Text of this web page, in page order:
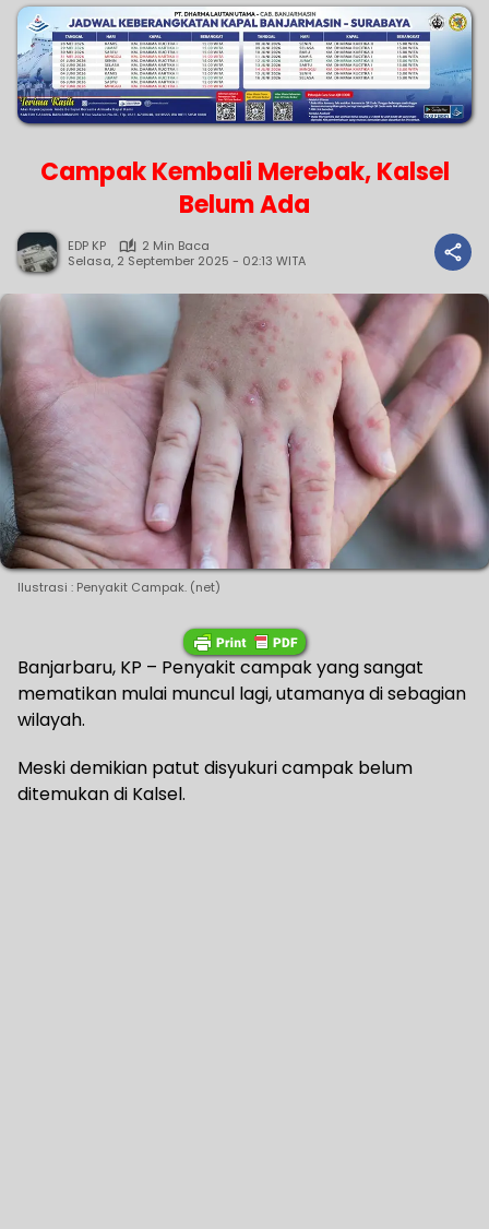
Campak Kembali Merebak, Kalsel
Belum Ada
EDP KP
2 Min Baca
Selasa, 2 September 2025 - 02:13 WITA
Ilustrasi : Penyakit Campak. (net)
Banjarbaru, KP – Penyakit campak yang sangat
mematikan mulai muncul lagi, utamanya di sebagian
wilayah.
Meski demikian patut disyukuri campak belum
ditemukan di Kalsel.